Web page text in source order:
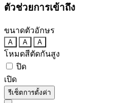
ตัวช่วยการเข้าถึง
ขนาดตัวอักษร
A A A
โหมดสีตัดกันสูง
ปิด
เปิด
รีเซ็ตการตั้งค่า